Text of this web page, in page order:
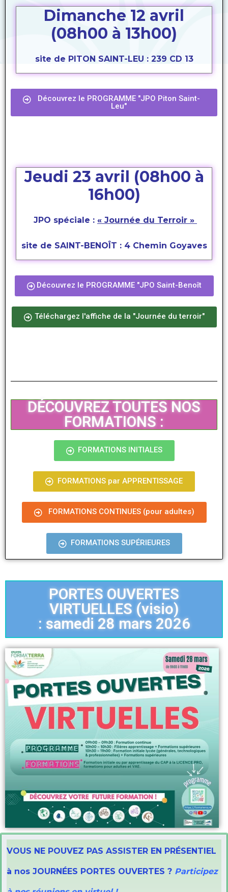
Dimanche 12 avril
(08h00 à 13h00)
site de PITON SAINT-LEU : 239 CD 13
Découvrez le PROGRAMME "JPO Piton Saint-
Leu"
Jeudi 23 avril (08h00 à
16h00)
JPO spéciale : « Journée du Terroir »
site de SAINT-BENOÎT : 4 Chemin Goyaves
Découvrez le PROGRAMME "JPO Saint-Benoît
Téléchargez l'affiche de la "Journée du terroir"
DÉCOUVREZ TOUTES NOS
FORMATIONS :
FORMATIONS INITIALES
FORMATIONS par APPRENTISSAGE
FORMATIONS CONTINUES (pour adultes)
FORMATIONS SUPÉRIEURES
PORTES OUVERTES
VIRTUELLES (visio)
: samedi 28 mars 2026
VOUS NE POUVEZ PAS ASSISTER EN PRÉSENTIEL
à nos JOURNÉES PORTES OUVERTES ? Participez